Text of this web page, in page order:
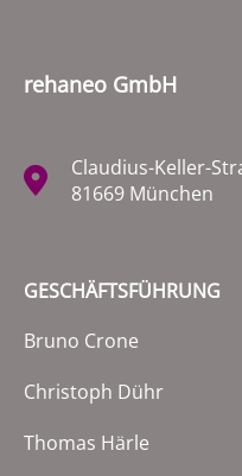
rehaneo GmbH
Claudius-Keller-
81669 München
GESCHÄFTSFÜHRUNG
Bruno Crone
Christoph Dühr
Thomas Härle